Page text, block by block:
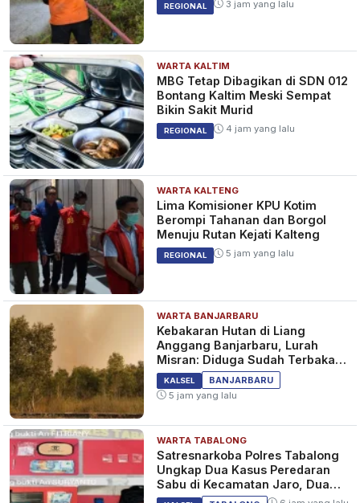
REGIONAL 3 jam yang lalu
WARTA KALTIM
MBG Tetap Dibagikan di SDN 012
Bontang Kaltim Meski Sempat
Bikin Sakit Murid
REGIONAL 4 jam yang lalu
WARTA KALTENG
Lima Komisioner KPU Kotim
Berompi Tahanan dan Borgol
Menuju Rutan Kejati Kalteng
REGIONAL 5 jam yang lalu
WARTA BANJARBARU
Kebakaran Hutan di Liang
Anggang Banjarbaru, Lurah
Misran: Diduga Sudah Terbakar
Sejak Tadi Malam
KALSEL
BANJARBARU
5 jam yang lalu
WARTA TABALONG
Satresnarkoba Polres Tabalong
Ungkap Dua Kasus Peredaran
Sabu di Kecamatan Jaro, Dua
Pelaku Diamankan